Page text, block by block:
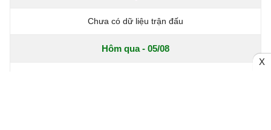
Chưa có dữ liệu trận đấu
Hôm qua - 05/08
X